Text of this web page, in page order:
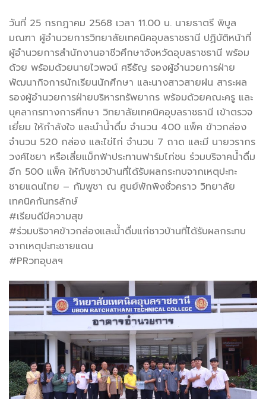
วันที่ 25 กรกฎาคม 2568 เวลา 11.00 น. นายธาตรี พิบูล
มณฑา ผู้อำนวยการวิทยาลัยเทคนิคอุบลราชธานี ปฏิบัติหน้าที่
ผู้อำนวยการสำนักงานอาชีวศึกษาจังหวัดอุบลราชธานี พร้อม
ด้วย พร้อมด้วยนายไวพจน์ ศรีธัญ รองผู้อำนวยการฝ่าย
พัฒนากิจการนักเรียนนักศึกษา และนางสาวสายฝน สาระผล
รองผู้อำนวยการฝ่ายบริหารทรัพยากร พร้อมด้วยคณะครู และ
บุคลากรทางการศึกษา วิทยาลัยเทคนิคอุบลราชธานี เข้าตรวจ
เยี่ยม ให้กำลังใจ และนำน้ำดื่ม จำนวน 400 แพ็ค ข้าวกล่อง
จำนวน 520 กล่อง และไข่ไก่ จำนวน 7 ถาด และมี นายวรากร
วงศ์ไชยา หรือเสี่ยแม็กฟ้าประทานฟาร์มไก่ชน ร่วมบริจาคน้ำดื่ม
อีก 500 แพ็ค ให้กับชาวบ้านที่ได้รับผลกระทบจากเหตุปะทะ
ชายแดนไทย – กัมพูชา ณ ศูนย์พักพิงชั่วคราว วิทยาลัย
เทคนิคกันทรลักษ์
#เรียนดีมีความสุข
#ร่วมบริจาคข้าวกล่องและน้ำดื่มแก่ชาวบ้านที่ได้รับผลกระทบ
จากเหตุปะทะชายแดน
#PRวทอุบลฯ